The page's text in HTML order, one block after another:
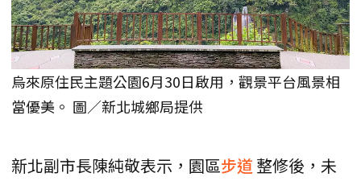
烏來原住民主題公園6月30日啟用，觀景平台風景相
當優美。 圖／新北城鄉局提供
新北副市長陳純敬表示，園區步道 整修後，未